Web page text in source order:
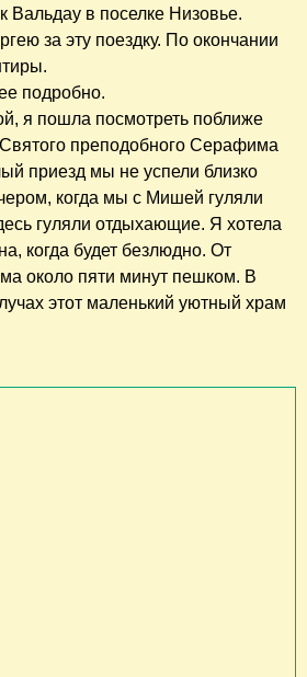
Вальдау в поселке Низовье.
за эту поездку. По окончании
подробно.
я пошла посмотреть поближе
преподобного Серафима
приезд мы не успели близко
когда мы с Мишей гуляли
гуляли отдыхающие. Я хотела
когда будет безлюдно. От
около пяти минут пешком. В
этот маленький уютный храм